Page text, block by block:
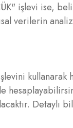
işlevi ise,
verilerin
Detaylı